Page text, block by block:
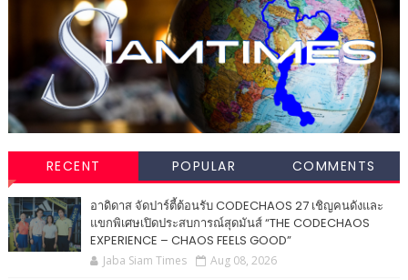
RECENT POPULAR COMMENTS
อาดิดาส จัดปาร์ตี้ต้อนรับ CODECHAOS 27 เชิญคนดังและ
แขกพิเศษเปิดประสบการณ์สุดมันส์ “THE CODECHAOS
EXPERIENCE – CHAOS FEELS GOOD”
Jaba Siam Times Aug 08, 2026